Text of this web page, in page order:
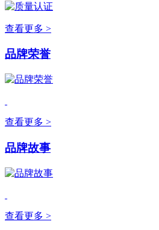
查看更多 >
品牌荣誉
查看更多 >
品牌故事
查看更多 >